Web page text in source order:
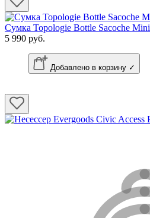
Сумка Topologie Bottle Sacoche Mini
5 990 руб.
Добавлено в корзину ✓